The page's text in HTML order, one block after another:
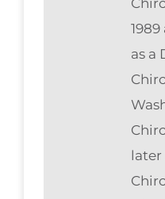
as a
later